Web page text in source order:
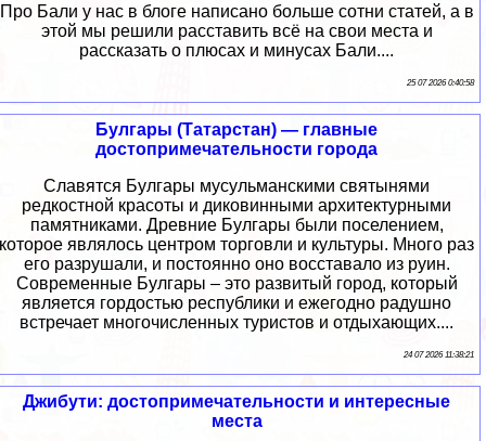
Про Бали у нас в блоге написано больше сотни статей, а в
этой мы решили расставить всё на свои места и
рассказать о плюсах и минусах Бали....
25 07 2026 0:40:58
Булгары (Татарстан) — главные
достопримечательности города
Славятся Булгары мусульманскими святынями
редкостной красоты и диковинными архитектурными
памятниками. Древние Булгары были поселением,
которое являлось центром торговли и культуры. Много раз
его разрушали, и постоянно оно восставало из руин.
Современные Булгары – это развитый город, который
является гордостью республики и ежегодно радушно
встречает многочисленных туристов и отдыхающих....
24 07 2026 11:38:21
Джибути: достопримечательности и интересные
места